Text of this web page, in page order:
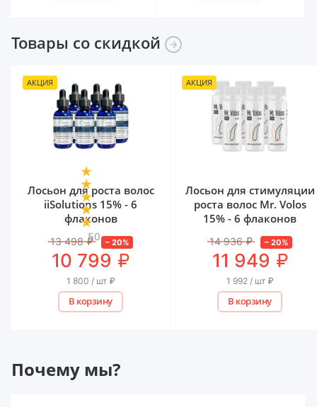
Товары со скидкой
АКЦИЯ
50
Лосьон для роста волос
iiSolutions 15% - 6
флаконов
13 498 ₽ – 20%
10 799 ₽
1 800 / шт ₽
В корзину
АКЦИЯ
Лосьон для стимуляции
роста волос Mr. Volos
15% - 6 флаконов
14 936 ₽ – 20%
11 949 ₽
1 992 / шт ₽
В корзину
Почему мы?